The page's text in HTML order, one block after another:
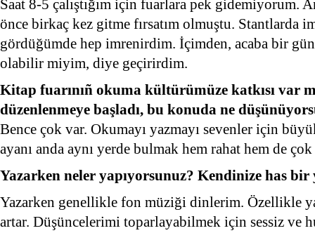
Saat 8-5 çalıştığım için fuarlara pek gidemiyorum.
önce birkaç kez gitme fırsatım olmuştu. Stantlarda
gördüğümde hep imrenirdim. İçimden, acaba bir
olabilir miyim, diye geçirirdim.
Kitap fuarınıñ okuma kültürümüze katkısı var
düzenlenmeye başladı, bu konuda ne
Bence çok var. Okumayı yazmayı sevenler için
ayanı anda aynı yerde bulmak hem rahat hem de
Yazarken neler yapıyorsunuz? Kendinize has
Yazarken genellikle fon müziği dinlerim. Özellikle
artar. Düşüncelerimi toparlayabilmek için sessiz ve